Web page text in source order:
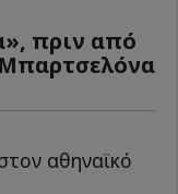
πριν από